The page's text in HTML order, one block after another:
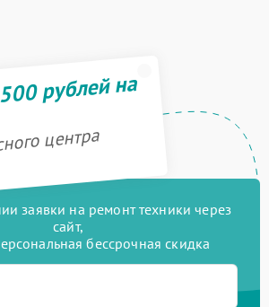
рублей на
центра
заявки на ремонт техники через
сайт,
бессрочная скидка